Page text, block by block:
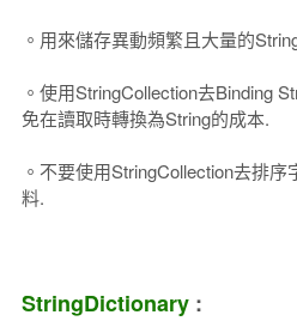
。用來儲存異動頻繁且大量的
。使用StringCollection去Binding
免在讀取時轉換為String的成本.
。不要使用StringCollection去排
料.
StringDictionary: